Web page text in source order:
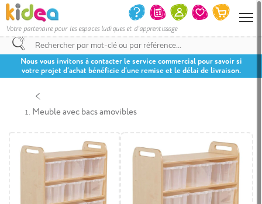
Votre partenaire pour les espaces ludiques et d'apprentissage
Nous vous invitons à contacter le service commercial pour savoir si
votre projet d’achat bénéficie d’une remise et le délai de livraison.
Meuble avec bacs amovibles